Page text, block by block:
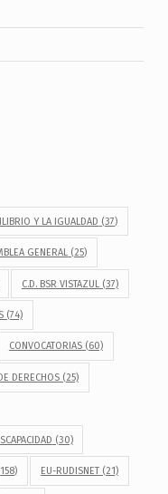
Y LA IGUALDAD (37)
GENERAL (25)
C.D. BSR VISTAZUL (37)
(74)
CONVOCATORIAS(60)
DERECHOS(25)
(30)
EU-RUDISNET(21)